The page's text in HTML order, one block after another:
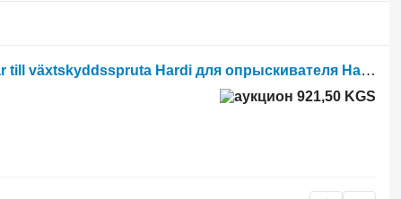
Delar till växtskyddsspruta Hardi Delar till växtskyddsspruta Hardi для опрыскивателя Hardi
921,50 KGS